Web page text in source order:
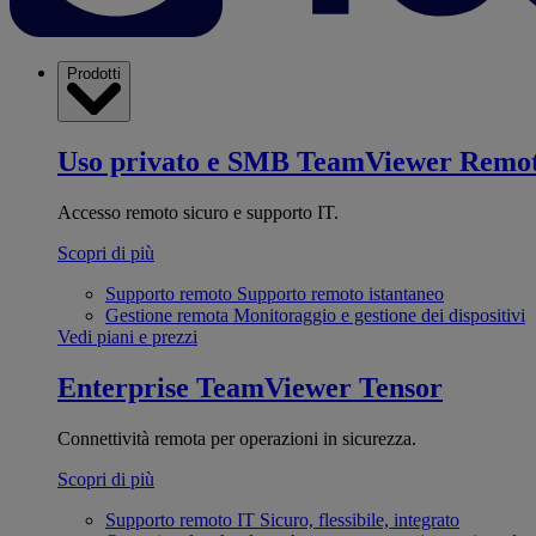
Prodotti
Uso privato e SMB TeamViewer
Accesso remoto sicuro e supporto IT.
Scopri di più
Supporto remoto Supporto remoto istantaneo
Gestione remota Monitoraggio e gestione dei dispositivi
Vedi piani e prezzi
Enterprise TeamViewer Tensor
Connettività remota per operazioni in sicurezza.
Scopri di più
Supporto remoto IT Sicuro, flessibile, integrato